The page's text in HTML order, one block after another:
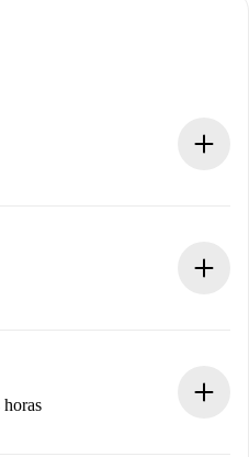
por adelantado.
horas